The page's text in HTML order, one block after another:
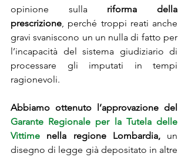
opinione sulla riforma della
prescrizione, perché troppi reati anche
gravi svaniscono un un nulla di fatto per
l’incapacità del sistema giudiziario di
processare gli imputati in tempi
ragionevoli.
Garante Regionale per la Tutela delle
Vittime nella regione Lombardia, un
disegno di legge già depositato in altre